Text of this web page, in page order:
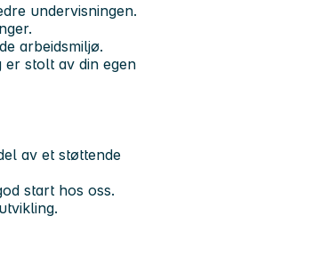
undervisningen.
arbeidsmiljø.
stolt av din egen
av et støttende
start hos oss.